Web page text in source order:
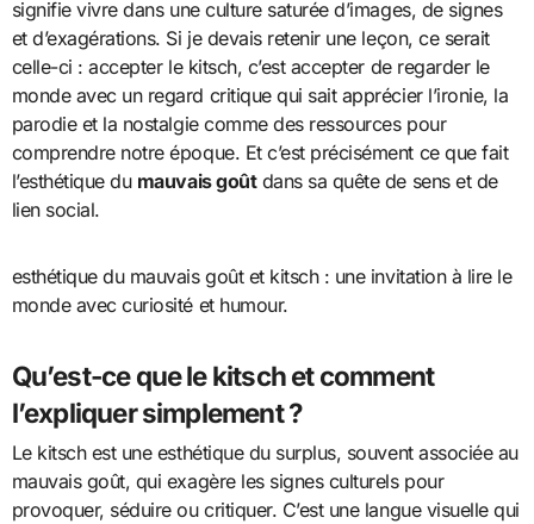
signifie vivre dans une culture saturée d’images, de signes
et d’exagérations. Si je devais retenir une leçon, ce serait
celle-ci : accepter le kitsch, c’est accepter de regarder le
monde avec un regard critique qui sait apprécier l’ironie, la
parodie et la nostalgie comme des ressources pour
comprendre notre époque. Et c’est précisément ce que fait
l’esthétique du mauvais goûtdans sa quête de sens et de
lien social.
esthétique du mauvais goût et kitsch : une invitation à lire le
monde avec curiosité et humour.
Qu’est-ce que le kitsch et comment
l’expliquer simplement ?
Le kitsch est une esthétique du surplus, souvent associée au
mauvais goût, qui exagère les signes culturels pour
provoquer, séduire ou critiquer. C’est une langue visuelle qui